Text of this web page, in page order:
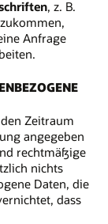
, z. B.
Anfrage
Zeitraum
angegeben
rechtmäßige
nichts
Daten, die
dass